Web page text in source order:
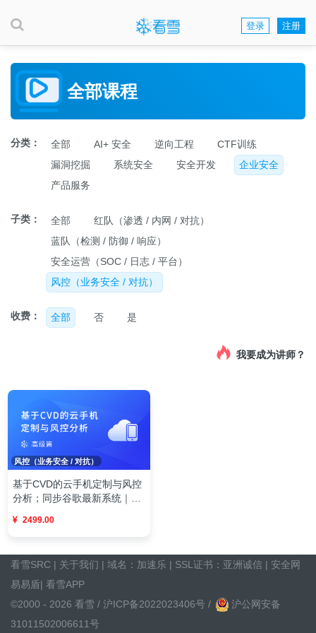
登录 注册
全部课程
分类： 全部 AI+ 安全 逆向工程
CTF训练
漏洞挖掘
系统安全 安全开发
企业安全
产品服务
子类： 全部
红队（渗透 / 内网 / 对抗）
蓝队（检测 / 防御 / 响应）
安全运营（SOC / 日志 / 平台）
风控（业务安全 / 对抗）
收费： 全部 否 是
我要成为讲师？
风控（业务安全 / 对抗）
基于CVD的云手机定制与风控
分析；同步谷歌最新系统｜内
前沿技术实战
2499.00
看雪SRC | 关于我们 | 域名： 加速乐 | SSL证书： 亚洲诚信 | 安全网
易易盾| 看雪APP
©2000 - 2026 看雪 / 沪ICP备2022023406号 /
沪公网安备
31011502006611号